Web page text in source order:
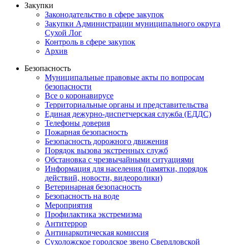
Закупки
Законодательство в сфере закупок
Закупки Администрации муниципального округа
Сухой Лог
Контроль в сфере закупок
Архив
Безопасность
Муниципальные правовые акты по вопросам
безопасности
Все о коронавирусе
Территориальные органы и представительства
Единая дежурно-диспетчерская служба (ЕДДС)
Телефоны доверия
Пожарная безопасность
Безопасность дорожного движения
Порядок вызова экстренных служб
Обстановка с чрезвычайными ситуациями
Информация для населения (памятки, порядок
действий, новости, видеоролики)
Ветеринарная безопасность
Безопасность на воде
Мероприятия
Профилактика экстремизма
Антитеррор
Антинаркотическая комиссия
Сухоложское городское звено Свердловской